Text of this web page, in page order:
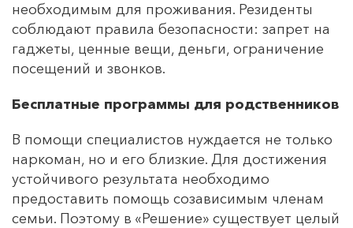
необходимым для проживания. Резиденты
соблюдают правила безопасности: запрет на
гаджеты, ценные вещи, деньги, ограничение
посещений и звонков.
Бесплатные программы для родственников
В помощи специалистов нуждается не только
наркоман, но и его близкие. Для достижения
устойчивого результата необходимо
предоставить помощь созависимым членам
семьи. Поэтому в «Решение» существует целый